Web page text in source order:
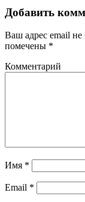
Добавить
Ваш адрес email не
помечены *
Комментарий
Имя *
Email *